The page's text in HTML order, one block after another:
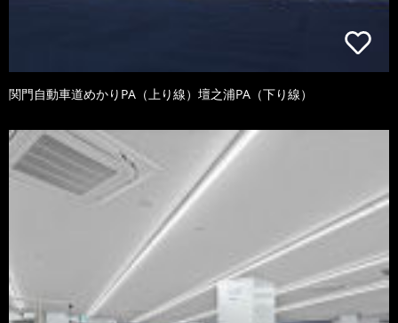
関門自動車道めかりPA（上り線）壇之浦PA（下り線）